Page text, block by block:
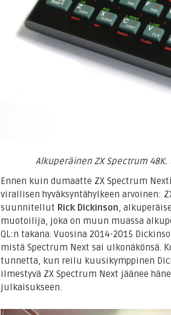
Alkuperäinen ZX Spectrum
Ennen kuin dumaatte ZX Spectrum
virallisen hyväksyntähylkeen arvoinen:
suunnitellut Rick Dickinson,
muotoilija, joka on muun muassa
QL:n takana. Vuosina 2014-2015
mistä Spectrum Next sai ulkonäkönsä.
tunnetta, kun reilu kuusikymppinen
ilmestyvä ZX Spectrum Next jäänee
julkaisukseen.